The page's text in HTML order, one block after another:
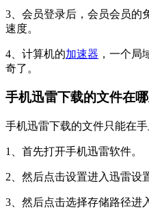
3、会员登录后，会员会员的
速度。
4、计算机的加速器 ，一个局
奇了。
手机迅雷下载的文件在
手机迅雷下载的文件只能在手
1、首先打开手机迅雷软件。
2、然后点击设置进入迅雷设
3、然后点击选择存储路径进